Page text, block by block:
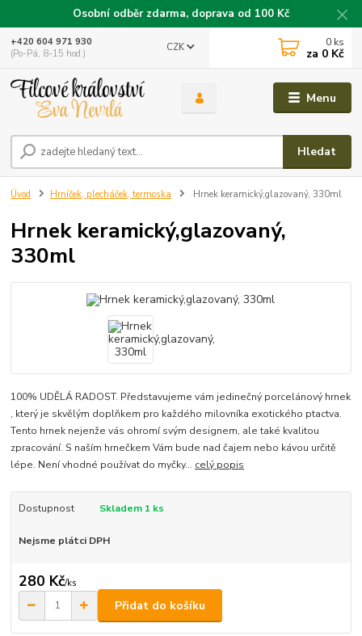
Osobní odběr zdarma, doprava od 100 Kč
Menu
CZK
Hledat
+420 604 971 930
(Po-Pá, 8-15 hod.)
0 ks
za 0 Kč
Úvod Hrníček, plecháček, termoska Hrnek keramický,glazovaný, 330ml
Hrnek keramický,glazovaný,
330ml
100% UDĚLÁ RADOST. Představujeme vám jedinečný porcelánový hrnek
, který je skvělým doplňkem pro každého milovníka exotického ptactva.
Tento hrnek nejenže vás ohromí svým designem, ale také kvalitou
zpracování. S naším hrnečkem Vám bude nad čajem nebo kávou určitě
lépe. Není vhodné používat do myčky... celý popis
Dostupnost Skladem 1 ks
Nejsme plátci DPH
280 Kč/ks
Přidat do košíku